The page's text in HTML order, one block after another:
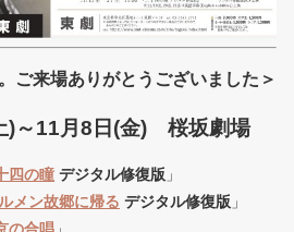
ご来場ありがとうございました＞
)～11月8日(金) 桜坂劇場
四の瞳 デジタル修復版 」
メン故郷に帰る デジタル修復版 」